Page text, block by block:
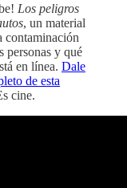
Los peligros
, un material
contaminación
personas y qué
en línea. Dale
de esta
cine.